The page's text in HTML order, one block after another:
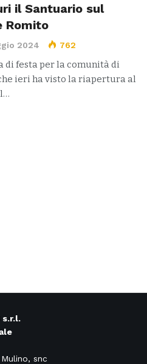
il Santuario sul
Romito
2024 762
di festa per la comunità di
ieri ha visto la riapertura al
s.r.l.
snc